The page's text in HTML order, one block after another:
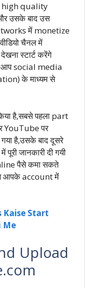
high quality
उसके बाद उस
में monetize
चैनल में
स्टार्ट करेंगे
social media
के माध्यम से
है,सबसे पहला part
YouTube पर
है,उसके बाद दूसरे
जानकारी दी गयी
पैसे कमा सकते
आपके account में
Kaise Start
Me
Upload